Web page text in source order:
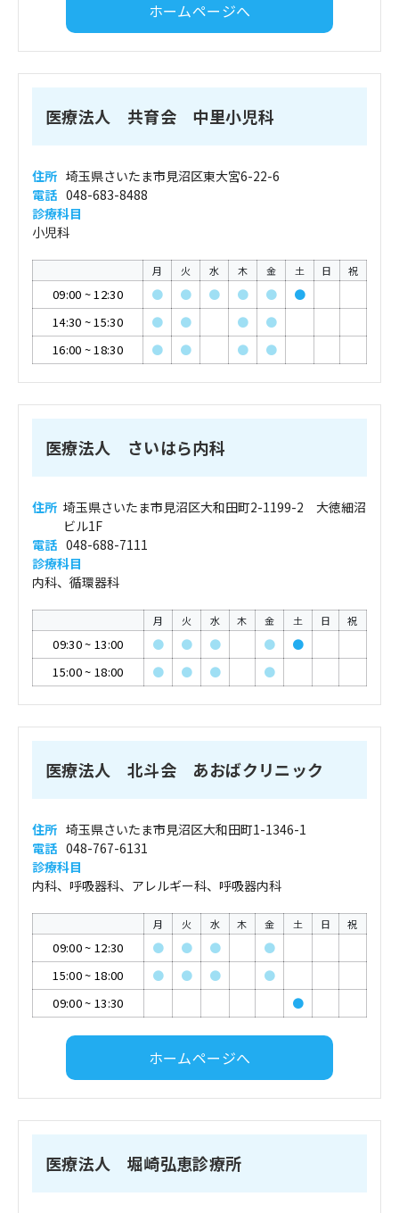
ホームページへ
医療法人 共育会 中里小児科
住所 埼玉県さいたま市見沼区東大宮6-22-6
電話 048-683-8488
診療科目
小児科
月 火 水 木 金 土 日 祝
09:00 ~12:30 ● ● ● ● ●
●
14:30 ~15:30 ● ● ●
●
16:00 ~18:30 ● ● ● ●
医療法人 さいはら内科
住所 埼玉県さいたま市見沼区大和田町2-1199-2 大徳細沼
ビル1F
電話 048-688-7111
診療科目
内科、循環器科
月 火 水 木 金 土 日 祝
09:30~ 13:00 ● ● ● ●
●
15:00~ 18:00 ● ● ● ●
医療法人 北斗会 あおばクリニック
住所 埼玉県さいたま市見沼区大和田町1-1346-1
電話 048-767-6131
診療科目
内科、呼吸器科、アレルギー科、呼吸器内科
月 火 水 木 金 土 日 祝
09:00~ 12:30 ● ● ●
●
15:00~ 18:00 ● ● ●
●
09:00~ 13:30 ●
ホームページへ
医療法人 堀崎弘恵診療所